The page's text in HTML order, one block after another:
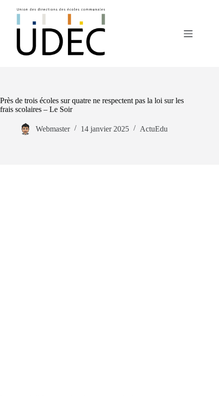
Près de trois écoles sur quatre ne respectent pas la loi sur les
frais scolaires – Le Soir
Webmaster 14 janvier 2025 ActuEdu